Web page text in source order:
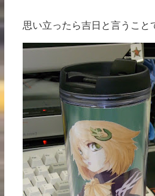
思い立ったら吉日と言うこと